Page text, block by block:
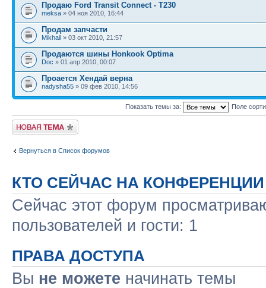
Продаю Ford Transit Connect - T230
meksa » 04 ноя 2010, 16:44
Продам запчасти
Mikhail » 03 окт 2010, 21:57
Продаются шины Honkook Optima
Doc » 01 апр 2010, 00:07
Проается Хендай верна
nadysha55 » 09 фев 2010, 14:56
Показать темы за: Поле
Новая тема
Вернуться в Список форумов
КТО СЕЙЧАС НА КОНФЕРЕНЦИИ
Сейчас этот форум
пользователей и гости: 1
ПРАВА ДОСТУПА
Вы не можете начинать темы